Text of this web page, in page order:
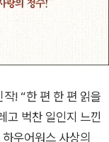
작! “한 편 한 편 읽을
고 벅찬 일인지 느낀